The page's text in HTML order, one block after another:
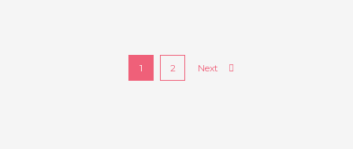
1 2 Next